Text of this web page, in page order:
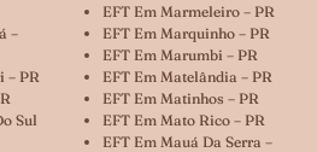
–
– PR
Sul
EFT Em Marmeleiro – PR
EFT Em Marquinho – PR
EFT Em Marumbi – PR
EFT Em Matelândia – PR
EFT Em Matinhos – PR
EFT Em Mato Rico – PR
EFT Em Mauá Da Serra –